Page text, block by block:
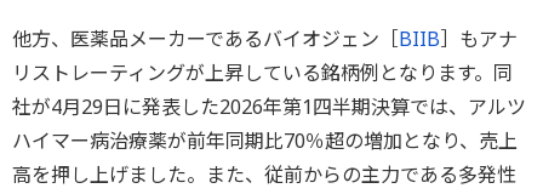
他方、医薬品メーカーであるバイオジェン［BIIB］もアナ
リストレーティングが上昇している銘柄例となります。同
社が4月29日に発表した2026年第1四半期決算では、アルツ
ハイマー病治療薬が前年同期比70％超の増加となり、売上
高を押し上げました。また、従前からの主力である多発性